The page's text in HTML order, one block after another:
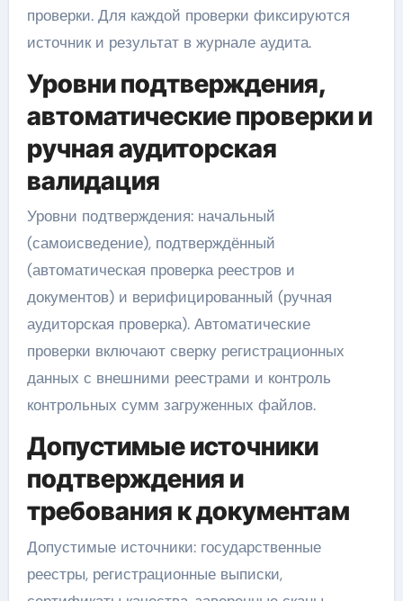
проверки. Для каждой проверки фиксируются
источник и результат в журнале аудита.
Уровни подтверждения,
автоматические проверки и
ручная аудиторская
валидация
Уровни подтверждения: начальный
(самоисведение), подтверждённый
(автоматическая проверка реестров и
документов) и верифицированный (ручная
аудиторская проверка). Автоматические
проверки включают сверку регистрационных
данных с внешними реестрами и контроль
контрольных сумм загруженных файлов.
Допустимые источники
подтверждения и
требования к документам
Допустимые источники: государственные
реестры, регистрационные выписки,